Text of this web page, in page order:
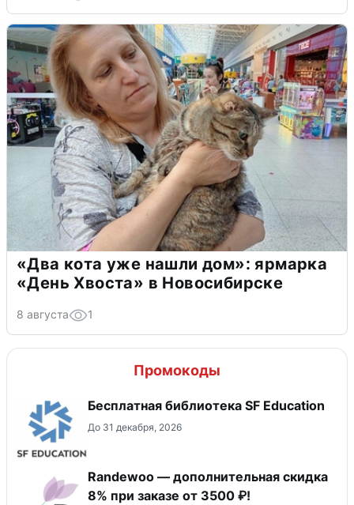
«Два кота уже нашли дом»: ярмарка
«День Хвоста» в Новосибирске
8 августа 1
Промокоды
Бесплатная библиотека SF Education
До 31 декабря, 2026
Randewoo — дополнительная скидка
8% при заказе от 3500 ₽!